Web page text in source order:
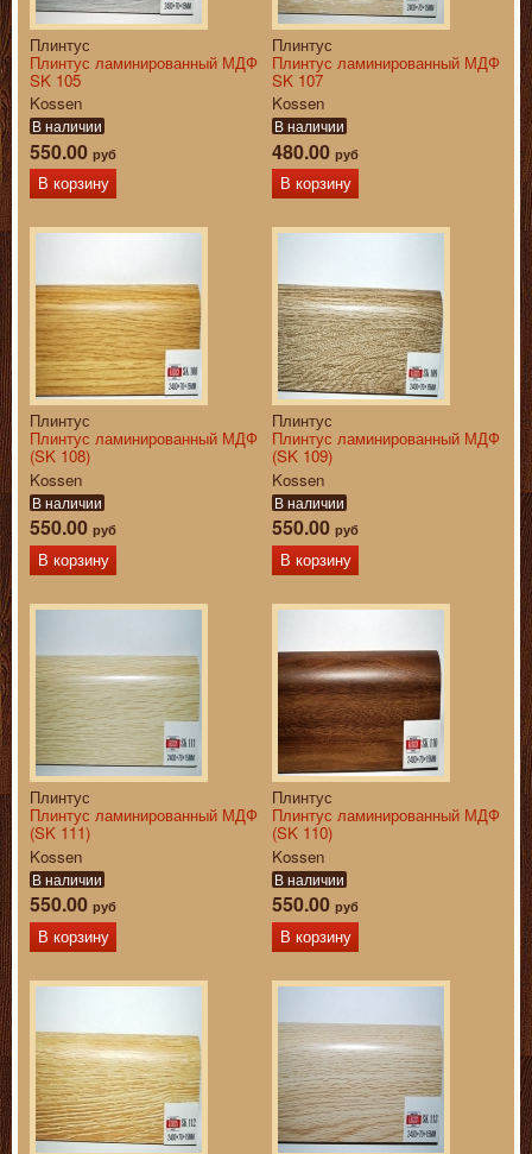
Плинтус
Плинтус ламинированный МДФ
SK 105
Kossen
В наличии
550.00 руб
В корзину
Плинтус
Плинтус ламинированный МДФ
SK 107
Kossen
В наличии
480.00 руб
В корзину
Плинтус
Плинтус ламинированный МДФ
(SK 108)
Kossen
В наличии
550.00 руб
В корзину
Плинтус
Плинтус ламинированный МДФ
(SK 109)
Kossen
В наличии
550.00 руб
В корзину
Плинтус
Плинтус ламинированный МДФ
(SK 111)
Kossen
В наличии
550.00 руб
В корзину
Плинтус
Плинтус ламинированный МДФ
(SK 110)
Kossen
В наличии
550.00 руб
В корзину